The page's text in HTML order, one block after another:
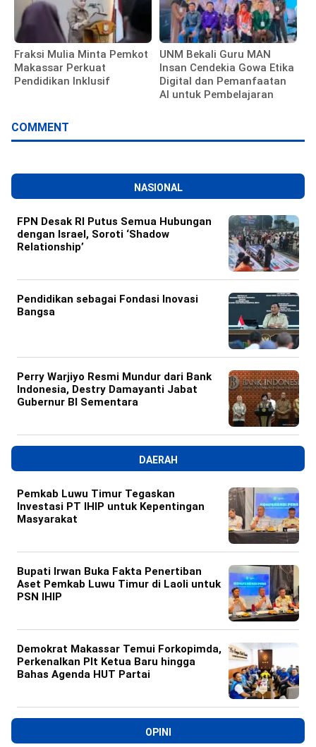
Fraksi Mulia Minta Pemkot
Makassar Perkuat
Pendidikan Inklusif
UNM Bekali Guru MAN
Insan Cendekia Gowa Etika
Digital dan Pemanfaatan
AI untuk Pembelajaran
COMMENT
NASIONAL
FPN Desak RI Putus Semua Hubungan
dengan Israel, Soroti ‘Shadow
Relationship’
Pendidikan sebagai Fondasi Inovasi
Bangsa
Perry Warjiyo Resmi Mundur dari Bank
Indonesia, Destry Damayanti Jabat
Gubernur BI Sementara
DAERAH
Pemkab Luwu Timur Tegaskan
Investasi PT IHIP untuk Kepentingan
Masyarakat
Bupati Irwan Buka Fakta Penertiban
Aset Pemkab Luwu Timur di Laoli untuk
PSN IHIP
Demokrat Makassar Temui Forkopimda,
Perkenalkan Plt Ketua Baru hingga
Bahas Agenda HUT Partai
OPINI